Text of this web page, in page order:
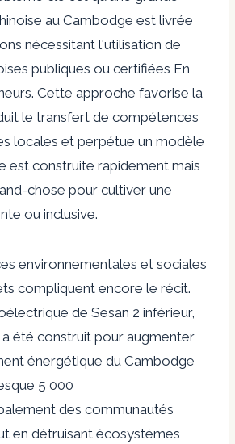
au Cambodge est livrée
nécessitant l'utilisation de
publiques ou certifiées En
Cette approche favorise la
le transfert de compétences
locales et perpétue un modèle
est construite rapidement mais
chose pour cultiver une
ou inclusive.
environnementales et sociales
compliquent encore le récit.
de Sesan 2 inférieur,
a été construit pour augmenter
énergétique du Cambodge
5 000
des communautés
en détruisant écosystèmes